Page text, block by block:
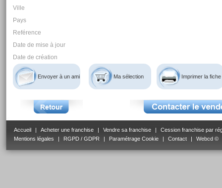
Ville
Pays
Reférence
Date de mise à jour
Date de création
Envoyer à un ami Ma sélection Imprimer la fiche
Accueil Acheter une franchise Vendre sa franchise
Cession franchise par
Mentions légales
RGPD / GDPR Paramétrage Cookie Contact Webcd ©